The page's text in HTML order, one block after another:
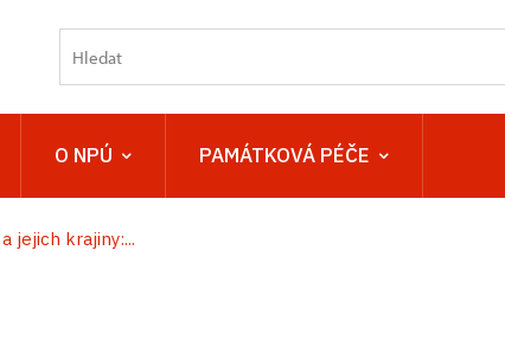
O NPÚ PAMÁTKOVÁ PÉČE
jejich krajiny:...